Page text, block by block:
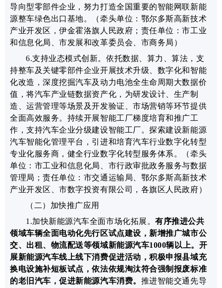
导向型零部件企业，努力打造全国重要的智能网联新能
源整车绿色出口基地。
（牵头单位：鄂尔多斯高新技术
产业开发区，伊金霍洛旗人民政府；责任单位：市工业
和信息化局、市发展和改革委员会、市商务局）
6.支持业态模式创新。依托数据、算力、算法，支
持整车及关键零部件企业开展技术升级、数字化和智能
化改造，深度挖掘汽车及动力电池全生命周期大数据价
值，将汽车产业链数据资产化，为研发设计、生产制
造、运营管理等场景及开发验证、市场营销等环节提供
全面高效服务。持续开展智能工厂梯度培育和推广工
作，支持汽车企业分级建设智能工厂。探索建设新能源
汽车智能化管理平台，引进和培育汽车行业数字化转型
专业化服务商，健全行业数字化转型服务体系。
（牵头
单位：市工业和信息化局、市行政审批政务服务与数据
管理局；责任单位：市交通运输局、鄂尔多斯高新技术
产业开发区、市数字投资有限公司，各旗区人民政府）
（二）加快推广应用
1.加快新能源汽车全面市场化拓展 。有序推进公共
领域车辆全面电动化先行区试点建设 ，新增推广城市公
交、出租、物流配送等领域新能源汽车1000辆以上。 开
展新能源汽车线上线下消费促进活动，积极申报县域充
换电设施补短板试点，依法依规淘汰符合强制报废标准
的老旧汽车，促进新能源汽车消费。 推进智能交通先导